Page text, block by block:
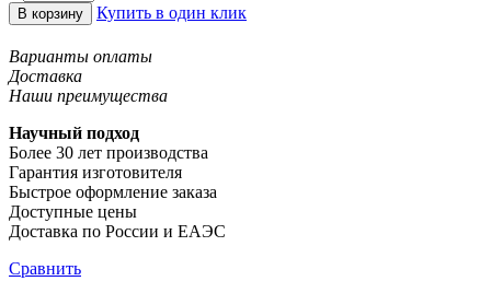
В корзину Купить в один клик
Варианты оплаты
Доставка
Наши преимущества
Научный подход
Более 30 лет производства
Гарантия изготовителя
Быстрое оформление заказа
Доступные цены
Доставка по России и ЕАЭС
Сравнить